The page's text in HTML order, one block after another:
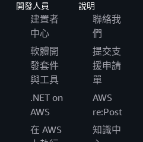
開發人員
建置者
中心
軟體開
發套件
與工具
.NET on
AWS
在 AWS
說明
聯絡我
們
提交支
援申請
單
AWS
re:Post
知識中